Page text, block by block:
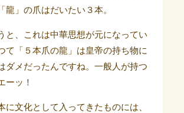
龍」の爪はだいたい３本。
と、これは中華思想が元になってい
て「５本爪の龍」は皇帝の持ち物に
ダメだったんですね。一般人が持つ
ーッ！
に文化として入ってきたものには、